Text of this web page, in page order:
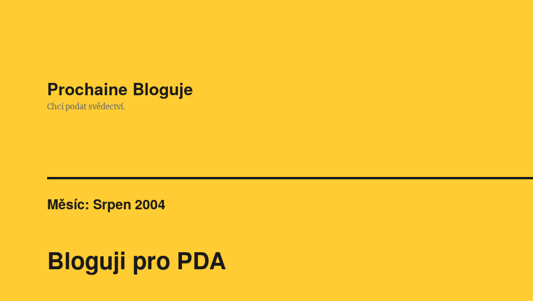
Prochaine Bloguje
Chci podat svědectví.
Měsíc:Srpen 2004
Bloguji pro PDA